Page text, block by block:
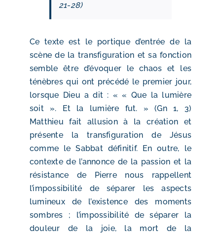
21-28)
Ce texte est le portique d’entrée de la
scène de la transfiguration et sa fonction
semble être d’évoquer le chaos et les
ténèbres qui ont précédé le premier jour,
lorsque Dieu a dit : « « Que la lumière
soit ». Et la lumière fut. » (Gn 1, 3)
Matthieu fait allusion à la création et
présente la transfiguration de Jésus
comme le Sabbat définitif. En outre, le
contexte de l’annonce de la passion et la
résistance de Pierre nous rappellent
l’impossibilité de séparer les aspects
lumineux de l’existence des moments
sombres ; l’impossibilité de séparer la
douleur de la joie, la mort de la